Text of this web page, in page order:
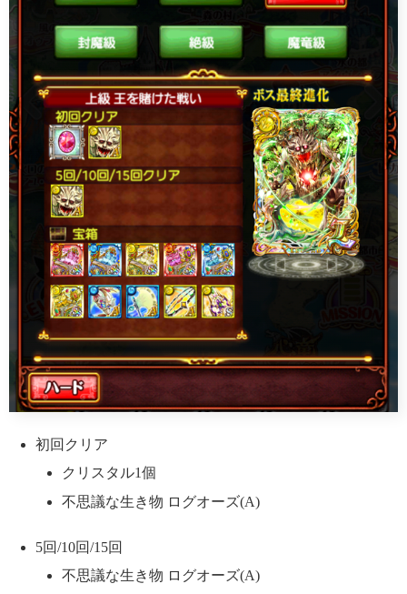
初回クリア
クリスタル1個
不思議な生き物 ログオーズ(A)
5回/10回/15回
不思議な生き物 ログオーズ(A)